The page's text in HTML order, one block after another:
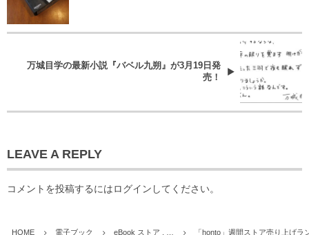
万城目学の最新小説『バベル九朔』が3月19日発
売！
LEAVE A REPLY
コメントを投稿するにはログイン してください。
HOME 電子ブック eBook ストア , … 「honto」週間ストア売り上げ